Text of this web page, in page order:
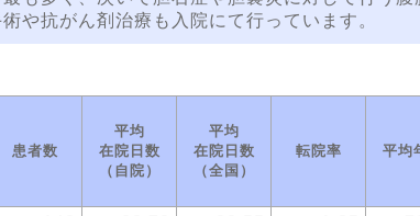
や抗がん剤治療も入院にて行っています。
患者数
平均
在院日数
（自院）
平均
在院日数
（全国）
転院率 平均